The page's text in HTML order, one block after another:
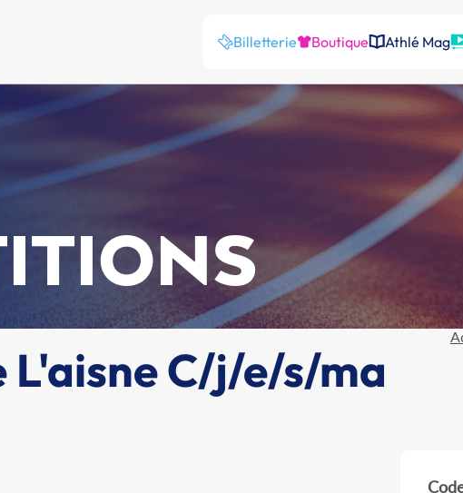
Billetterie Boutique Athlé Mag
C/j/e/s/ma